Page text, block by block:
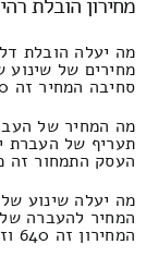
מה יעלה הובלת
מחירים של
סחיבה המחיר זה 350 ולכל היותר 210 ש"ח.
מה המחיר של
תעריף של העברת
העסק התמחור זה מתחיל
מה יעלה שינוע
המחיר להעברה של
המחירון זה 640 וזה מגיע עד 210 שקלים.